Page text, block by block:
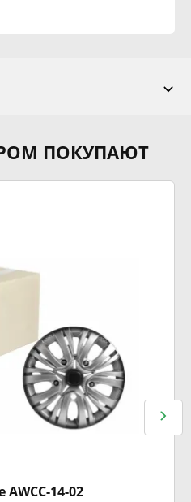
ПОКУПАЮТ
14-02